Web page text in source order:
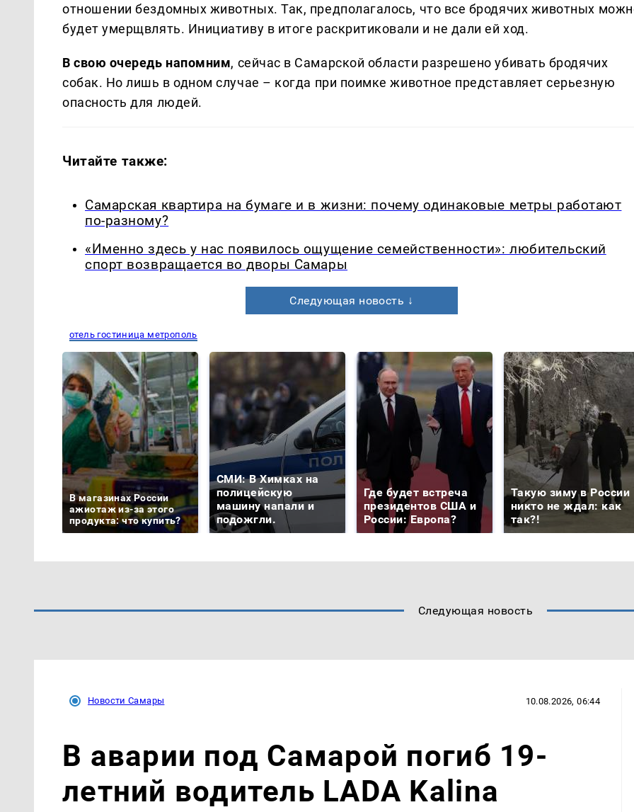
отношении бездомных животных. Так, предполагалось, что все бродячих животных
будет умерщвлять. Инициативу в итоге раскритиковали и не дали ей ход.
В свою очередь напомним, сейчас в Самарской области разрешено убивать бродячих
собак. Но лишь в одном случае – когда при поимке животное представляет серьезную
опасность для людей.
Читайте также:
Самарская квартира на бумаге и в жизни: почему одинаковые метры работают
по-разному?
«Именно здесь у нас появилось ощущение семейственности»: любительский
спорт возвращается во дворы Самары
Следующая новость ↓
отель гостиница метрополь
В магазинах России
ажиотаж из-за этого
продукта: что купить?
СМИ: В Химках на
полицейскую
машину напали и
подожгли.
Где будет встреча
президентов США и
России: Европа?
Такую зиму в России
никто не ждал: как
так?!
Следующая новость
Новости Самары 10.08.2026, 06:44
В аварии под Самарой погиб 19-
летний водитель LADA Kalina